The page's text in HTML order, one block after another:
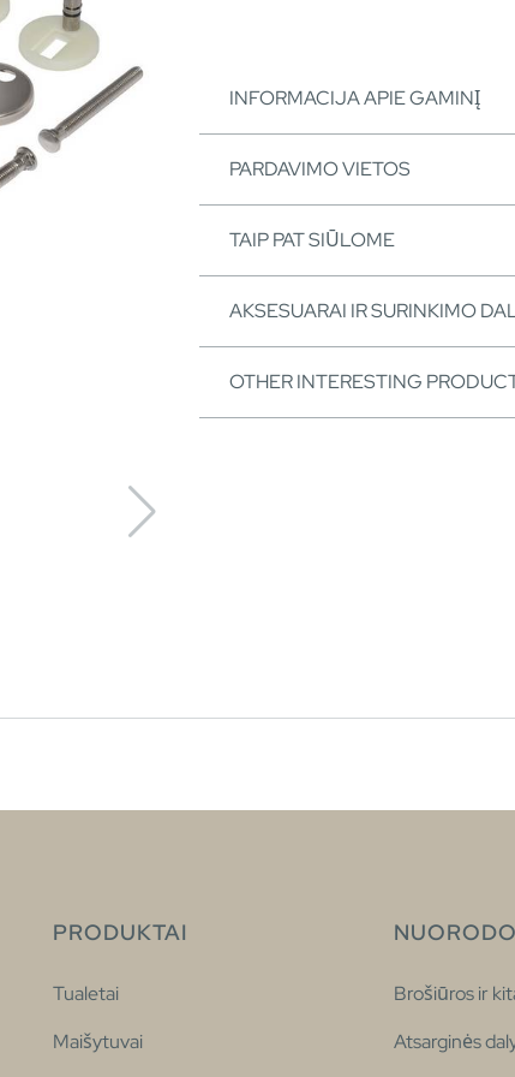
INFORMACIJA APIE GAMINĮ
PARDAVIMO VIETOS
TAIP PAT SIŪLOME
AKSESUARAI IR SURINKIMO
OTHER INTERESTING
PRODUKTAI
Tualetai
Maišytuvai
Brošiūros ir
Atsarginės